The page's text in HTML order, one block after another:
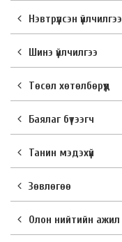
Нэвтрүүлсэн үйлчилгээ
Шинэ үйлчилгээ
Төсөл хөтөлбөрүүд
Баялаг бүтээгч
Танин мэдэхүй
Зөвлөгөө
Олон нийтийн ажил